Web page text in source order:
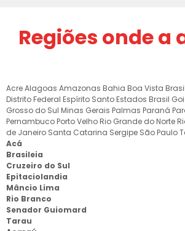
Regiões onde a
AcreAlagoas Amazonas Bahia Boa Vista
Distrito Federal Espírito Santo Estados Brasil
Grosso do Sul Minas Gerais Palmas Paraná
Pernambuco Porto Velho Rio Grande do Norte
de Janeiro Santa Catarina Sergipe São Paulo
Acá
Brasileia
Cruzeiro do Sul
Epitaciolandia
Mâncio Lima
Rio Branco
Senador Guiomard
Tarau